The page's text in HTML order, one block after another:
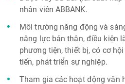
nhân viên ABBANK.
Môi trường năng động và
năng lực bản thân, điều kiện
phương tiện, thiết bị, có cơ
tiến, phát triển sự nghiệp.
Tham gia các hoạt động văn